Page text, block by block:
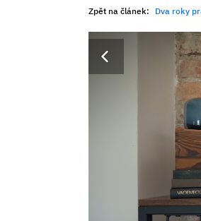
Zpět na článek: Dva roky